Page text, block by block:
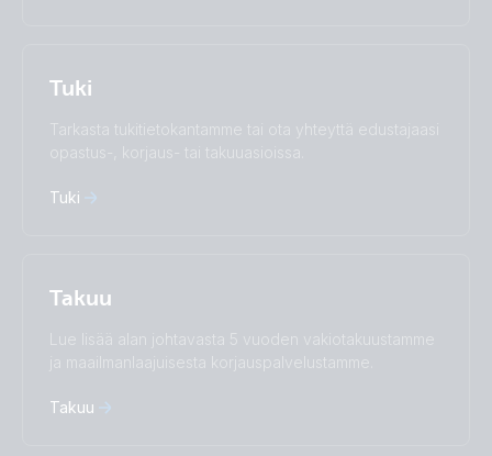
Türkçe
Ελληνικά
Русский
Українська
Tuki
Tarkasta tukitietokantamme tai ota yhteyttä edustajaasi
opastus-, korjaus- tai takuuasioissa.
Tuki
Takuu
Lue lisää alan johtavasta 5 vuoden vakiotakuustamme
ja maailmanlaajuisesta korjauspalvelustamme.
Takuu